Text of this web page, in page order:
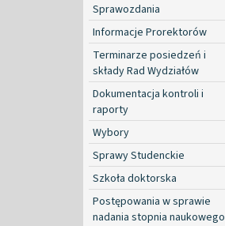
Sprawozdania
Informacje Prorektorów
Terminarze posiedzeń i
składy Rad Wydziałów
Dokumentacja kontroli i
raporty
Wybory
Sprawy Studenckie
Szkoła doktorska
Postępowania w sprawie
nadania stopnia naukowego